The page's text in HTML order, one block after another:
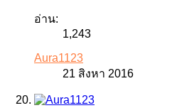
อ่าน:
1,243
Aura1123
21 สิงหา 2016